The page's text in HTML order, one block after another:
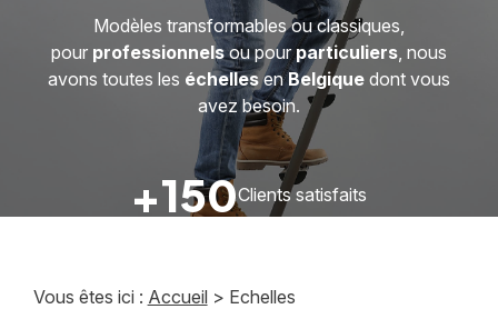
Modèles transformables ou classiques,
pour professionnels ou pour particuliers, nous
avons toutes les échelles en Belgique dont vous
avez besoin.
+150Clients satisfaits
Vous êtes ici : Accueil> Echelles